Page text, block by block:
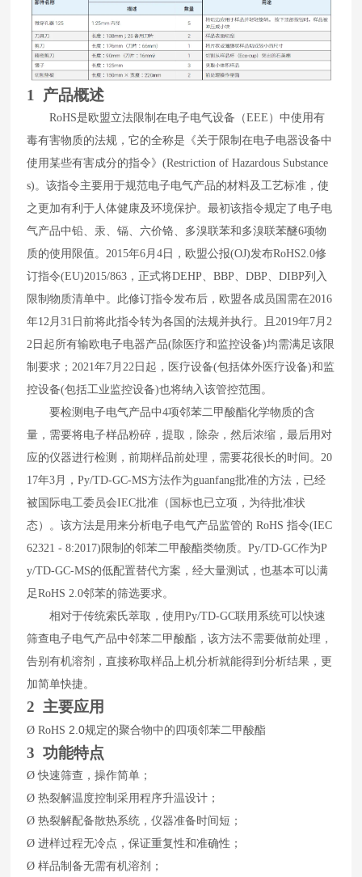
1 产品概述
RoHS是欧盟立法限制在电子电气设备（EEE ）中使用有
毒有害物质的法规，它的全称是《关于限制在电子电器设备中
使用某些有害成分的指令》(Restriction of Hazardous Substance
s)。该指令主要用于规范电子电气产品的材料及工艺标准，使
之更加有利于人体健康及环境保护。最初该指令规定了电子电
气产品中铅、汞、镉、六价铬、多溴联苯和多溴联苯醚6项物
质的使用限值。2015年6月4 日，欧盟公报(OJ)发布RoHS2.0修
订指令(EU)2015/863 ，正式将DEHP、BBP、DBP、DIBP列入
限制物质清单中。此修订指令发布后，欧盟各成员国需在2016
年12月31 日前将此指令转为各国的法规并执行。且2019年7月2
2 日起所有输欧电子电器产品( 除医疗和监控设备)均需满足该限
制要求；2021年7月22 日起，医疗设备(包括体外医疗设备)和监
控设备(包括工业监控设备)也将纳入该管控范围。
要检测电子电气产品中4项邻苯二甲酸酯化学物质的含
量，需要将电子样品粉碎，提取，除杂，然后浓缩，最后用对
应的仪器进行检测，前期样品前处理，需要花很长的时间。20
17年3月，Py/TD-GC-MS方法作为guanfang批准的方法，已经
被国际电工委员会IEC批准（国标也已立项，为待批准状
态）。该方法是用来分析电子电气产品监管的RoHS指令(IEC
62321 - 8:2017) 限制的邻苯二甲酸酯类物质。Py/TD-GC作为P
y/TD-GC-MS的低配置替代方案，经大量测试，也基本可以满
足RoHS 2.0邻苯的筛选要求。
相对于传统索氏萃取，使用Py/TD-GC联用系统可以快速
筛查电子电气产品中邻苯二甲酸酯，该方法不需要做前处理，
告别有机溶剂，直接称取样品上机分析就能得到分析结果，更
加简单快捷。
2 主要应用
ØRoHS 2.0规定的聚合物中的 四项邻苯二甲酸酯
3功能特点
Ø快速筛查，操作简单；
Ø热裂解温度控制采用程序升温设计；
Ø热裂解配备散热系统，仪器准备时间短；
Ø进样过程无冷点，保证重复性和准确性；
Ø样品制备无需有机溶剂；